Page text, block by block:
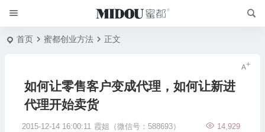
首页 蜜都创业方法 正文
如何让零售客户变成代理，如何让新进
代理开始卖货
2015-12-14 16:00:11 霞姐（微信号：588693）
14,929